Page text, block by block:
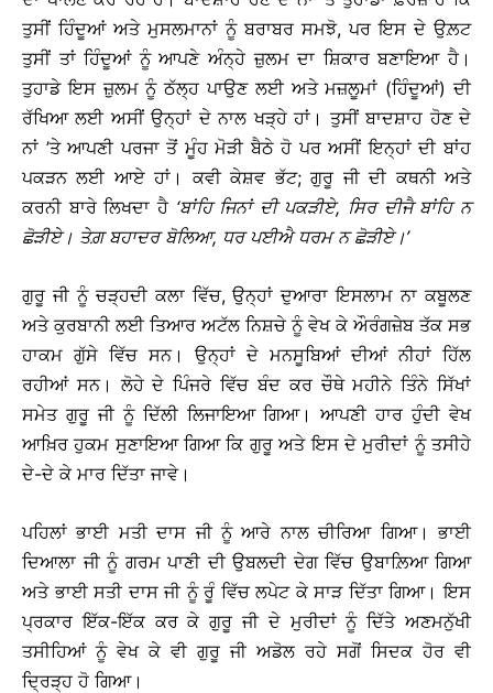
ਤੁਸੀਂ ਹਿੰਦੂਆਂ ਅਤੇ ਮੁਸਲਮਾਨਾਂ ਨੂੰ ਬਰਾਬਰ ਸਮਝੋ, ਪਰ ਇਸ ਦੇ ਉਲ਼ਟ
ਤੁਸੀਂ ਤਾਂ ਹਿੰਦੂਆਂ ਨੂੰ ਆਪਣੇ ਅੰਨ੍ਹੇ ਜ਼ੁਲਮ ਦਾ ਸ਼ਿਕਾਰ ਬਣਾਇਆ ਹੈ।
ਤੁਹਾਡੇ ਇਸ ਜ਼ੁਲਮ ਨੂੰ ਠੱਲ੍ਹ ਪਾਉਣ ਲਈ ਅਤੇ ਮਜ਼ਲੂਮਾਂ (ਹਿੰਦੂਆਂ) ਦੀ
ਰੱਖਿਆ ਲਈ ਅਸੀਂ ਉਨ੍ਹਾਂ ਦੇ ਨਾਲ ਖੜ੍ਹੇ ਹਾਂ। ਤੁਸੀਂ ਬਾਦਸ਼ਾਹ ਹੋਣ ਦੇ
ਨਾਂ ’ਤੇ ਆਪਣੀ ਪਰਜਾ ਤੋਂ ਮੂੰਹ ਮੋੜੀ ਬੈਠੇ ਹੋ ਪਰ ਅਸੀਂ ਇਨ੍ਹਾਂ ਦੀ ਬਾਂਹ
ਪਕੜਨ ਲਈ ਆਏ ਹਾਂ। ਕਵੀ ਕੇਸ਼ਵ ਭੱਟ; ਗੁਰੂ ਜੀ ਦੀ ਕਥਨੀ ਅਤੇ
ਕਰਨੀ ਬਾਰੇ ਲਿਖਦਾ ਹੈ ‘ਬਾਂਹਿ ਜਿਨਾਂ ਦੀ ਪਕੜੀਏ, ਸਿਰ ਦੀਜੈ ਬਾਂਹਿ ਨ
ਛੋੜੀਏ। ਤੇਗ਼ ਬਹਾਦਰ ਬੋਲਿਆ, ਧਰ ਪਈਐ ਧਰਮ ਨ ਛੋੜੀਏ।’
ਗੁਰੂ ਜੀ ਨੂੰ ਚੜ੍ਹਦੀ ਕਲਾ ਵਿੱਚ, ਉਨ੍ਹਾਂ ਦੁਆਰਾ ਇਸਲਾਮ ਨਾ ਕਬੂਲਣ
ਅਤੇ ਕੁਰਬਾਨੀ ਲਈ ਤਿਆਰ ਅਟੱਲ ਨਿਸ਼ਚੇ ਨੂੰ ਵੇਖ ਕੇ ਔਰੰਗਜ਼ੇਬ ਤੱਕ ਸਭ
ਹਾਕਮ ਗੁੱਸੇ ਵਿੱਚ ਸਨ। ਉਨ੍ਹਾਂ ਦੇ ਮਨਸੂਬਿਆਂ ਦੀਆਂ ਨੀਹਾਂ ਹਿੱਲ
ਰਹੀਆਂ ਸਨ। ਲੋਹੇ ਦੇ ਪਿੰਜਰੇ ਵਿੱਚ ਬੰਦ ਕਰ ਚੌਥੇ ਮਹੀਨੇ ਤਿੰਨੇ ਸਿੱਖਾਂ
ਸਮੇਤ ਗੁਰੂ ਜੀ ਨੂੰ ਦਿੱਲੀ ਲਿਜਾਇਆ ਗਿਆ। ਆਪਣੀ ਹਾਰ ਹੁੰਦੀ ਵੇਖ
ਆਖ਼ਿਰ ਹੁਕਮ ਸੁਣਾਇਆ ਗਿਆ ਕਿ ਗੁਰੂ ਅਤੇ ਇਸ ਦੇ ਮੁਰੀਦਾਂ ਨੂੰ ਤਸੀਹੇ
ਦੇ-ਦੇ ਕੇ ਮਾਰ ਦਿੱਤਾ ਜਾਵੇ।
ਪਹਿਲਾਂ ਭਾਈ ਮਤੀ ਦਾਸ ਜੀ ਨੂੰ ਆਰੇ ਨਾਲ ਚੀਰਿਆ ਗਿਆ। ਭਾਈ
ਦਿਆਲਾ ਜੀ ਨੂੰ ਗਰਮ ਪਾਣੀ ਦੀ ਉਬਲਦੀ ਦੇਗ ਵਿੱਚ ਉਬਾਲ਼ਿਆ ਗਿਆ
ਅਤੇ ਭਾਈ ਸਤੀ ਦਾਸ ਜੀ ਨੂੰ ਰੂੰ ਵਿੱਚ ਲਪੇਟ ਕੇ ਸਾੜ ਦਿੱਤਾ ਗਿਆ। ਇਸ
ਪ੍ਰਕਾਰ ਇੱਕ-ਇੱਕ ਕਰ ਕੇ ਗੁਰੂ ਜੀ ਦੇ ਮੁਰੀਦਾਂ ਨੂੰ ਦਿੱਤੇ ਅਣਮਨੁੱਖੀ
ਤਸੀਹਿਆਂ ਨੂੰ ਵੇਖ ਕੇ ਵੀ ਗੁਰੂ ਜੀ ਅਡੋਲ ਰਹੇ ਸਗੋਂ ਸਿਦਕ ਹੋਰ ਵੀ
ਦ੍ਰਿੜ੍ਹ ਹੋ ਗਿਆ।